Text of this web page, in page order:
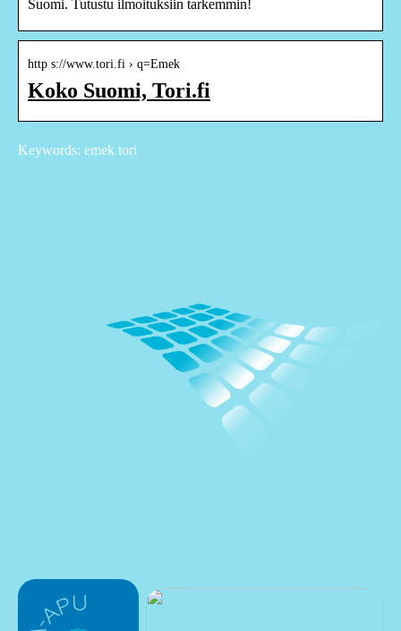
Suomi. Tutustu ilmoituksiin tarkemmin!
http s://www.tori.fi › q=Emek
Koko Suomi, Tori.fi
Keywords: emek tori